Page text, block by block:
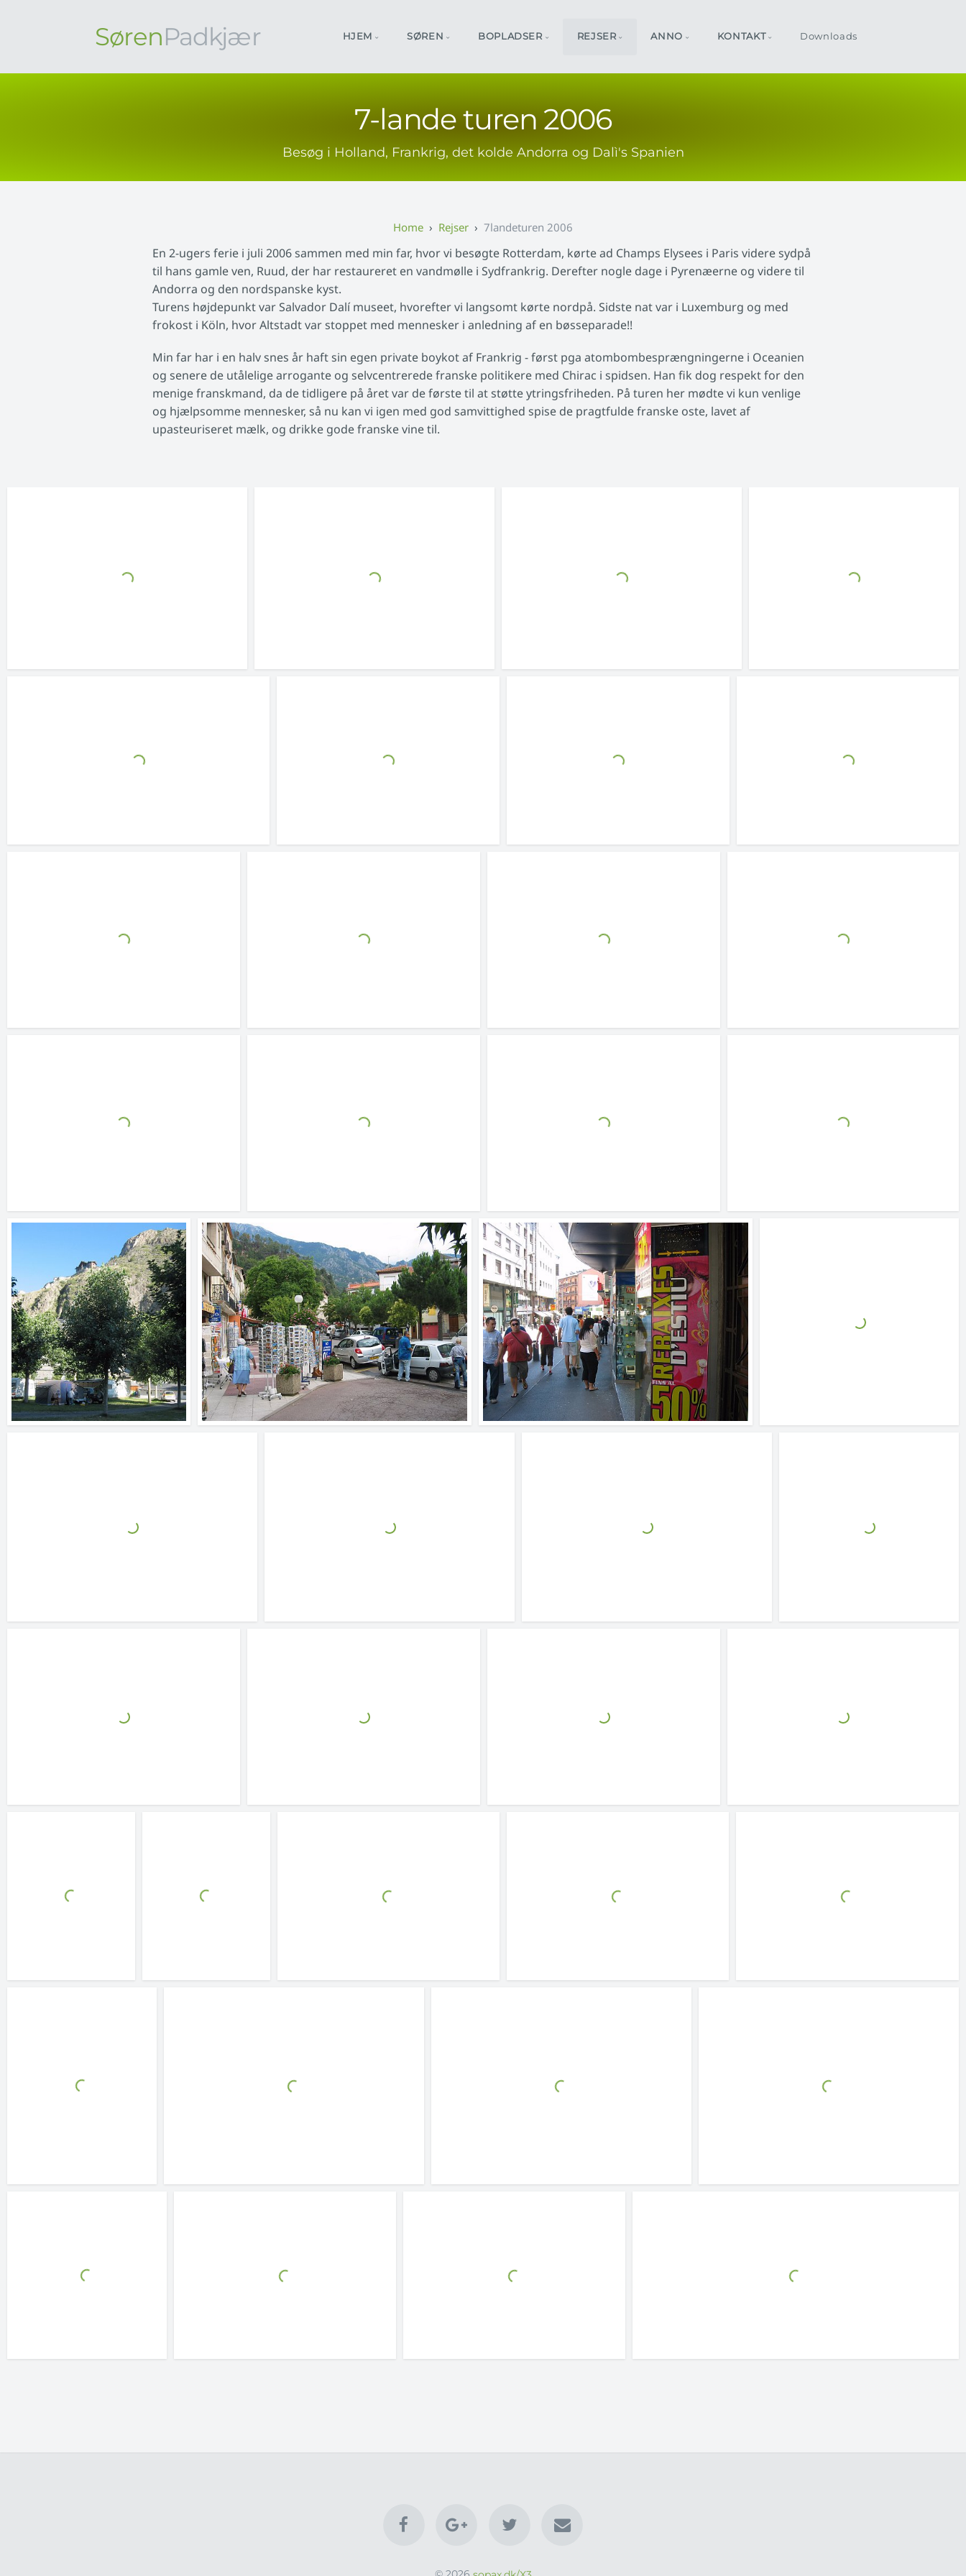
SørenPadkjær HJEM SØREN BOPLADSER REJSER ANNO KONTAKT Downloads
7-lande turen 2006
Besøg i Holland, Frankrig, det kolde Andorra og Dalì's Spanien
Rejser 7landeturen 2006
En 2-ugers ferie i juli 2006 sammen med min far, hvor vi besøgte Rotterdam, kørte ad Champs Elysees i Paris videre sydpå
til hans gamle ven, Ruud, der har restaureret en vandmølle i Sydfrankrig. Derefter nogle dage i Pyrenæerne og videre til
Andorra og den nordspanske kyst.
Turens højdepunkt var Salvador Dalí museet, hvorefter vi langsomt kørte nordpå. Sidste nat var i Luxemburg og med
frokost i Köln, hvor Altstadt var stoppet med mennesker i anledning af en bøsseparade!!
Min far har i en halv snes år haft sin egen private boykot af Frankrig - først pga atombombesprængningerne i Oceanien
og senere de utålelige arrogante og selvcentrerede franske politikere med Chirac i spidsen. Han fik dog respekt for den
menige franskmand, da de tidligere på året var de første til at støtte ytringsfriheden. På turen her mødte vi kun venlige
og hjælpsomme mennesker, så nu kan vi igen med god samvittighed spise de pragtfulde franske oste, lavet af
upasteuriseret mælk, og drikke gode franske vine til.